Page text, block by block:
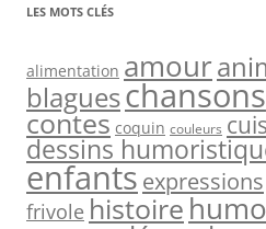
LES MOTS CLÉS
alimentation amour
blagueschansons
contes coquin couleurs
dessins
enfantsexpressions
frivole histoire